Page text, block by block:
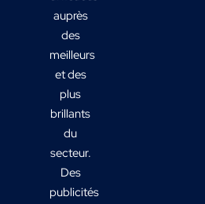
auprès
des
meilleurs
et des
plus
brillants
du
secteur.
Des
publicités